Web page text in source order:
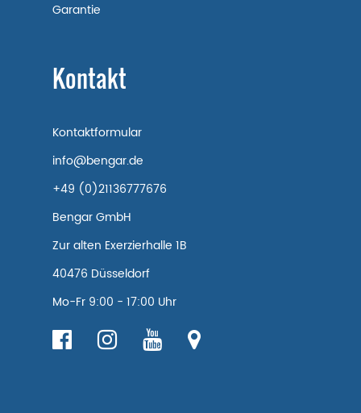
Garantie
Kontakt
Kontaktformular
info@bengar.de
+49 (0)21136777676
Bengar GmbH
Zur alten Exerzierhalle 1B
40476 Düsseldorf
Mo-Fr 9:00 - 17:00 Uhr